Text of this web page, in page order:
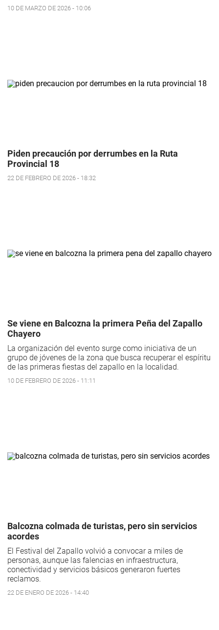
10 DE MARZO DE 2026 - 10:06
Piden precaución por derrumbes en la Ruta
Provincial 18
22 DE FEBRERO DE 2026 - 18:32
Se viene en Balcozna la primera Peña del Zapallo
Chayero
La organización del evento surge como iniciativa de un
grupo de jóvenes de la zona que busca recuperar el espíritu
de las primeras fiestas del zapallo en la localidad.
10 DE FEBRERO DE 2026 - 11:11
Balcozna colmada de turistas, pero sin servicios
acordes
El Festival del Zapallo volvió a convocar a miles de
personas, aunque las falencias en infraestructura,
conectividad y servicios básicos generaron fuertes
reclamos.
22 DE ENERO DE 2026 - 14:40